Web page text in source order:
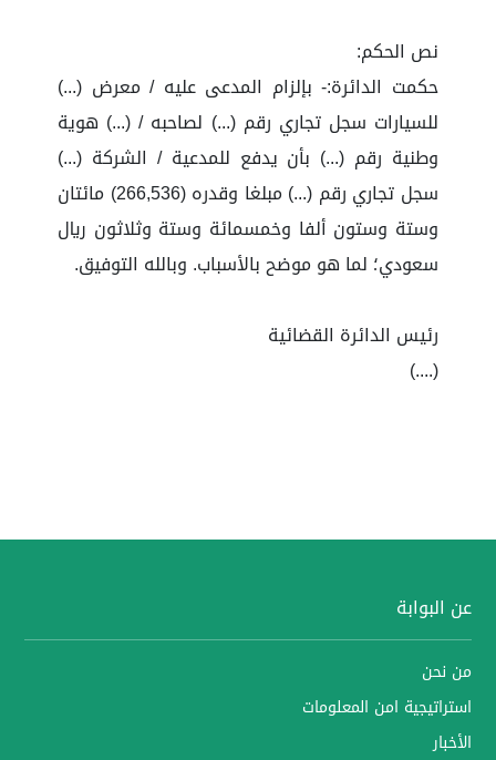
نص الحكم:
حكمت الدائرة:- بإلزام المدعى عليه / معرض (...)
للسيارات سجل تجاري رقم (...) لصاحبه / (...) هوية
وطنية رقم (...) بأن يدفع للمدعية / الشركة (...)
سجل تجاري رقم (...) مبلغا وقدره (266,536) مائتان
وستة وستون ألفا وخمسمائة وستة وثلاثون ريال
سعودي؛ لما هو موضح بالأسباب. وبالله التوفيق.
رئيس الدائرة القضائية
(....)
عن البوابة
من نحن
استراتيجية امن المعلومات
الأخبار